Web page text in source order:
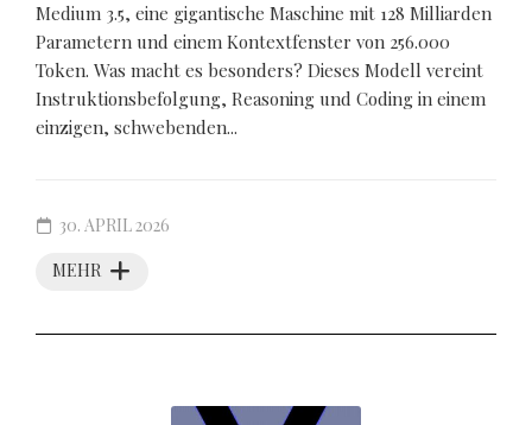
Medium 3.5, eine gigantische Maschine mit 128 Milliarden
Parametern und einem Kontextfenster von 256.000
Token. Was macht es besonders? Dieses Modell vereint
Instruktionsbefolgung, Reasoning und Coding in einem
einzigen, schwebenden...
MEHR
30. APRIL 2026